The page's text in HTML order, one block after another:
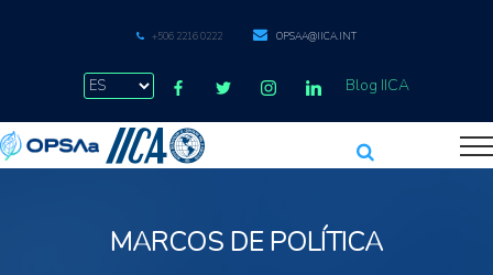
+506 2216 0222 OPSAA@IICA.INT
Blog IICA
MARCOS DE POLÍTICA